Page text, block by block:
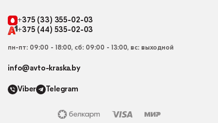
+375 (33) 355-02-03
+375 (44) 535-02-03
пн-пт: 09:00 - 18:00, сб: 09:00 - 13:00, вс: выходной
info@avto-kraska.by
Viber Telegram